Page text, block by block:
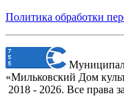
Политика обработки
«Мильковский Дом
2018 - 2026. Все права